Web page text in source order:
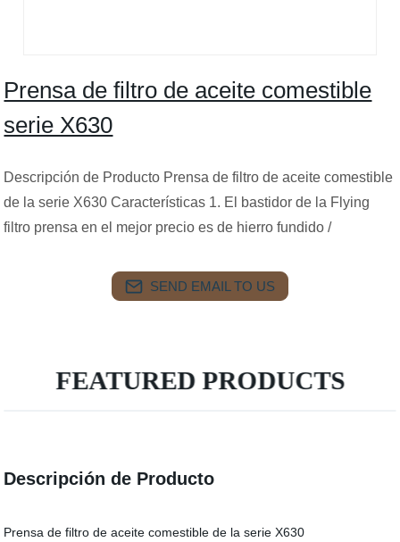
Prensa de filtro de aceite comestible
serie X630
Descripción de Producto Prensa de filtro de aceite comestible
de la serie X630 Características 1. El bastidor de la Flying
filtro prensa en el mejor precio es de hierro fundido /
SEND EMAIL TO US
FEATURED PRODUCTS
Descripción de Producto
Prensa de filtro de aceite comestible de la serie X630